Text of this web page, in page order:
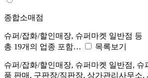
종합소매점
슈퍼/잡화/할인매장, 슈퍼마켓 일반점 등
총 19개의 업종 포함…
목록보기
슈퍼/잡화/할인매장, 슈퍼마켓 일반점, 슈
품 판매, 구판장/직판장, 상가관리사무소,